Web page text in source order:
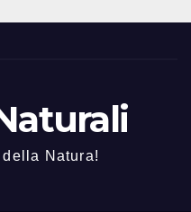
Natura!